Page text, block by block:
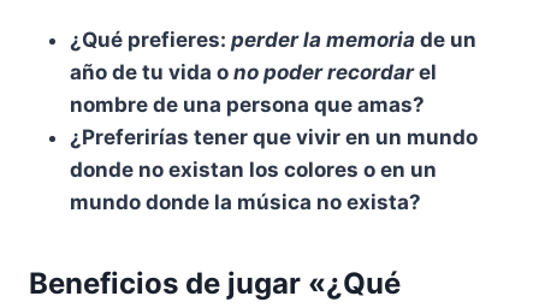
¿Qué prefieres: perder la memoria de un
año de tu vida o no poder recordarel
nombre de una persona que amas?
¿Preferirías tener que vivir en un mundo
donde no existan los colores o en un
mundo donde la música no exista?
Beneficios de jugar «¿Qué